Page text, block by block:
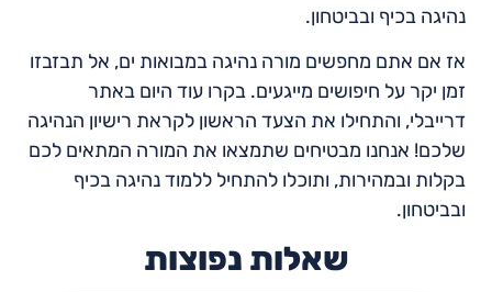
נהיגה בכיף ובביטחון.
אז אם אתם מחפשים מורה נהיגה במבואות ים, אל תבזבזו
זמן יקר על חיפושים מייגעים. בקרו עוד היום באתר
דרייבלי, והתחילו את הצעד הראשון לקראת רישיון הנהיגה
שלכם! אנחנו מבטיחים שתמצאו את המורה המתאים לכם
בקלות ובמהירות, ותוכלו להתחיל ללמוד נהיגה בכיף
ובביטחון.
שאלות נפוצות